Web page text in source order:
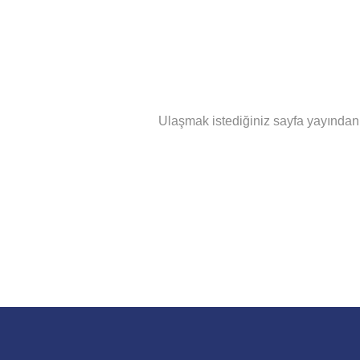
Ulaşmak istediğiniz sayfa